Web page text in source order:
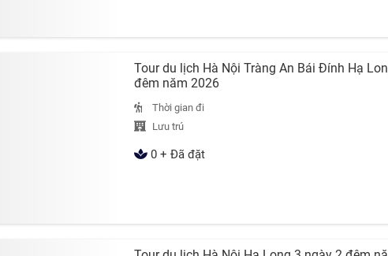
Tour du lịch Hà Nội Tràng An Bái Đính Hạ
đêm năm 2026
Thời gian đi
Lưu trú
0 + Đã đặt